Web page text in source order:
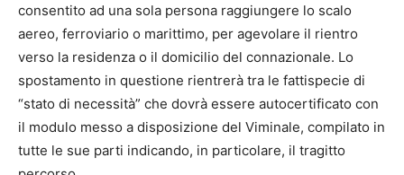
consentito ad una sola persona raggiungere lo scalo
aereo, ferroviario o marittimo, per agevolare il rientro
verso la residenza o il domicilio del connazionale. Lo
spostamento in questione rientrerà tra le fattispecie di
“stato di necessità” che dovrà essere autocertificato con
il modulo messo a disposizione del Viminale, compilato in
tutte le sue parti indicando, in particolare, il tragitto